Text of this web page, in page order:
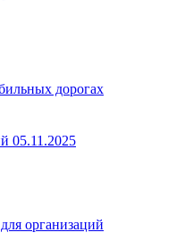
дорогах
05.11.2025
организаций